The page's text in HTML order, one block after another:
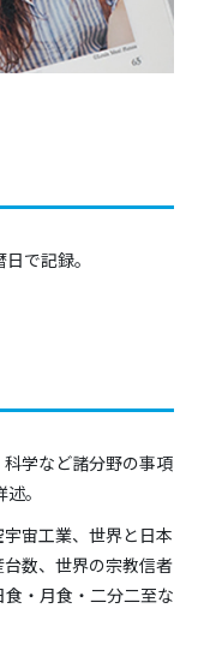
で記録。
学など諸分野の事項
。
宙工業、世界と日本
数、世界の宗教信者
・月食・二分二至な